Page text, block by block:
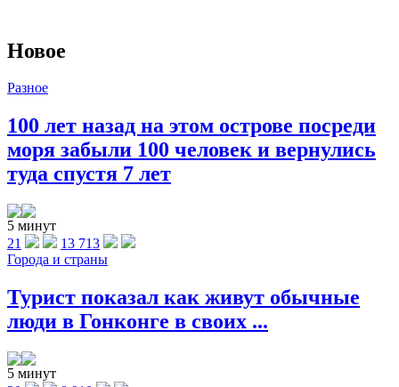
Новое
Разное
100 лет назад на этом острове посреди
моря забыли 100 человек и вернулись
туда спустя 7 лет
5 минут
21
13 713
Города и страны
Турист показал как живут обычные
люди в Гонконге в своих ...
5 минут